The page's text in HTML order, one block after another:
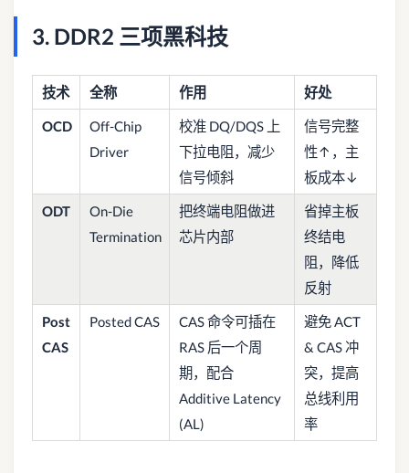
3. DDR2 三项黑科技
技术 全称 作用 好处
OCD
Off-Chip
Driver
校准 DQ/DQS 上
下拉电阻，减少
信号倾斜
信号完整
性↑，主
板成本↓
ODT
On-Die
Termination
把终端电阻做进
芯片内部
省掉主板
终结电
阻，降低
反射
Post
CAS
Posted CAS
CAS 命令可插在
RAS 后一个周
期，配合
Additive Latency
(AL)
避免 ACT
& CAS 冲
突，提高
总线利用
率